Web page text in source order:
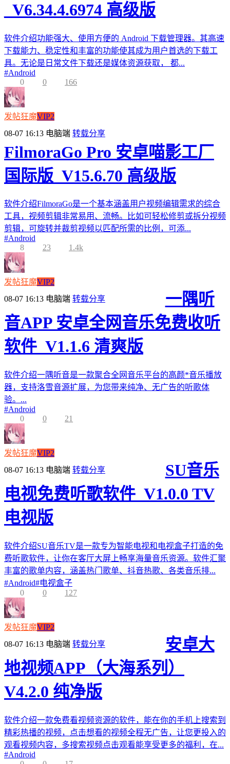
_V6.34.4.6974 高级版
软件介绍功能强大、使用方便的 Android 下载管理器。其高速
下载能力、稳定性和丰富的功能使其成为用户首选的下载工
具。无论是日常文件下载还是媒体资源获取， 都...
#Android
0
0 166
发帖狂魔VIP2
08-07 16:13 电脑端 转载分享
FilmoraGo Pro 安卓喵影工厂
国际版_V15.6.70 高级版
软件介绍FilmoraGo是一个基本涵盖用户视频编辑需求的综合
工具，视频剪辑非常易用、流畅。比如可轻松修剪或拆分视频
剪辑，可旋转并裁剪视频以匹配所需的比例，可添...
#Android
8
23 1.4k
发帖狂魔VIP2
08-07 16:13 电脑端 转载分享
一隅听
音APP 安卓全网音乐免费收听
软件_V1.1.6 清爽版
软件介绍一隅听音是一款聚合全网音乐平台的高颜*音乐播放
器，支持洛雪音源扩展，为您带来纯净、无广告的听歌体
验。...
#Android
0
0 21
发帖狂魔VIP2
08-07 16:13 电脑端 转载分享
SU音乐
电视免费听歌软件_V1.0.0 TV
电视版
软件介绍SU音乐TV是一款专为智能电视和电视盒子打造的免
费听歌软件，让你在客厅大屏上畅享海量音乐资源。软件汇聚
丰富的歌单内容，涵盖热门歌单、抖音热歌、各类音乐排...
#Android#电视盒子
0
0 127
发帖狂魔VIP2
08-07 16:13 电脑端 转载分享
安卓大
地视频APP（大海系列）
V4.2.0 纯净版
软件介绍一款免费看视频资源的软件，能在你的手机上搜索到
精彩热播的视频，点击想看的视频全程无广告，让您更投入的
观看视频内容，多搜索视频点击观看能享受更多的福利，在...
#Android